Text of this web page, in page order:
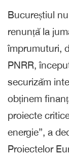
Bucureștiul
renunță la
împrumuturi,
PNRR,
securizăm
obținem
proiecte
energie”, a
Proiectelor